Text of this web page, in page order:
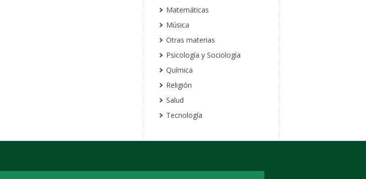
Matemáticas
Música
Otras materias
Psicología y Sociología
Química
Religión
Salud
Tecnología